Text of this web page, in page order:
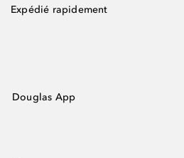
Expédié rapidement
Douglas App